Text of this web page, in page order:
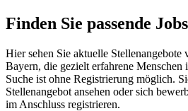
Finden Sie passende
Hier sehen Sie aktuelle Stellenangebote
Bayern, die gezielt erfahrene Menschen
Suche ist ohne Registrierung möglich.
Stellenangebot ansehen oder sich
im Anschluss registrieren.